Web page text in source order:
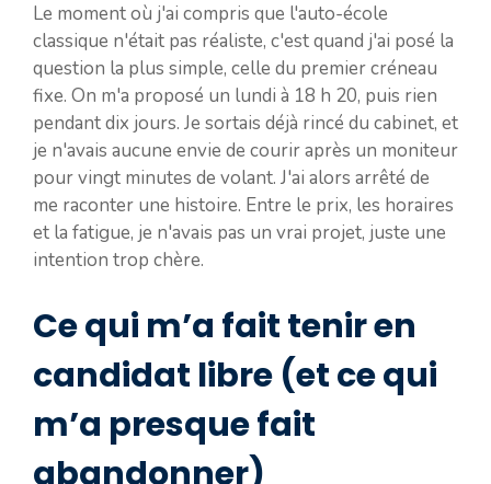
Le moment où j'ai compris que l'auto-école
classique n'était pas réaliste, c'est quand j'ai posé la
question la plus simple, celle du premier créneau
fixe. On m'a proposé un lundi à 18 h 20, puis rien
pendant dix jours. Je sortais déjà rincé du cabinet, et
je n'avais aucune envie de courir après un moniteur
pour vingt minutes de volant. J'ai alors arrêté de
me raconter une histoire. Entre le prix, les horaires
et la fatigue, je n'avais pas un vrai projet, juste une
intention trop chère.
Ce qui m’a fait tenir en
candidat libre (et ce qui
m’a presque fait
abandonner)